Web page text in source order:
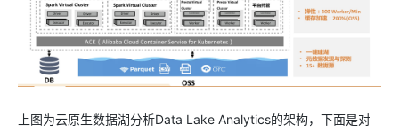
上图为云原生数据湖分析Data Lake Analytics的架构，下面是对